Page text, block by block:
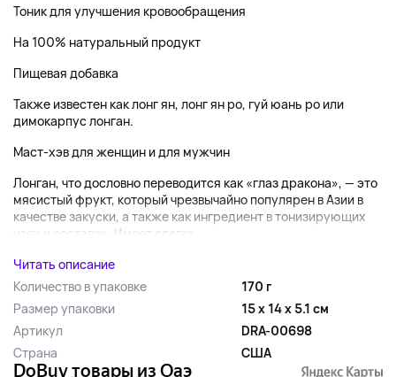
Тоник для улучшения кровообращения
На 100% натуральный продукт
Пищевая добавка
Также известен как лонг ян, лонг ян ро, гуй юань ро или
димокарпус лонган.
Маст-хэв для женщин и для мужчин
Лонган, что дословно переводится как «глаз дракона», — это
мясистый фрукт, который чрезвычайно популярен в Азии в
качестве закуски, а также как ингредиент в тонизирующих
чаях и составах. Имеет слегка ...
Читать описание
Количество в упаковке
170 г
Размер упаковки
15 x 14 x 5.1 см
Артикул
DRA-00698
Страна
США